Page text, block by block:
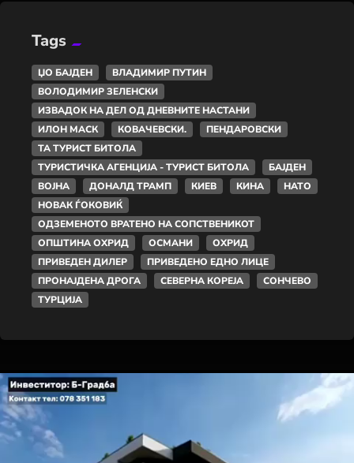
Tags
ЏО БАЈДЕН
ВЛАДИМИР ПУТИН
ВОЛОДИМИР ЗЕЛЕНСКИ
ИЗВАДОК НА ДЕЛ ОД ДНЕВНИТЕ НАСТАНИ
ИЛОН МАСК
КОВАЧЕВСКИ.
ПЕНДАРОВСКИ
ТА ТУРИСТ БИТОЛА
ТУРИСТИЧКА АГЕНЦИЈА - ТУРИСТ БИТОЛА
БАЈДЕН
ВОЈНА
ДОНАЛД ТРАМП КИЕВ КИНА
НАТО
НОВАК ЃОКОВИЌ
ОДЗЕМЕНОТО ВРАТЕНО НА СОПСТВЕНИКОТ
ОПШТИНА ОХРИД
ОСМАНИ
ОХРИД
ПРИВЕДЕН ДИЛЕР
ПРИВЕДЕНО ЕДНО ЛИЦЕ
ПРОНАЈДЕНА ДРОГА
СЕВЕРНА КОРЕЈА
СОНЧЕВО
ТУРЦИЈА